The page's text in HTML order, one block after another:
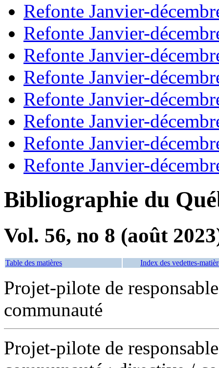
Refonte Janvier-
Refonte Janvier-
Refonte Janvier-
Refonte Janvier-
Refonte Janvier-
Refonte Janvier-
Refonte Janvier-
Refonte Janvier-
Bibliographie du
Vol. 56, no 8 (août
Table des matières Index des vedettes-
Projet-pilote de
communauté
Projet-pilote de